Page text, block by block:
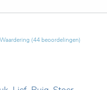
Waardering (44 beoordelingen)